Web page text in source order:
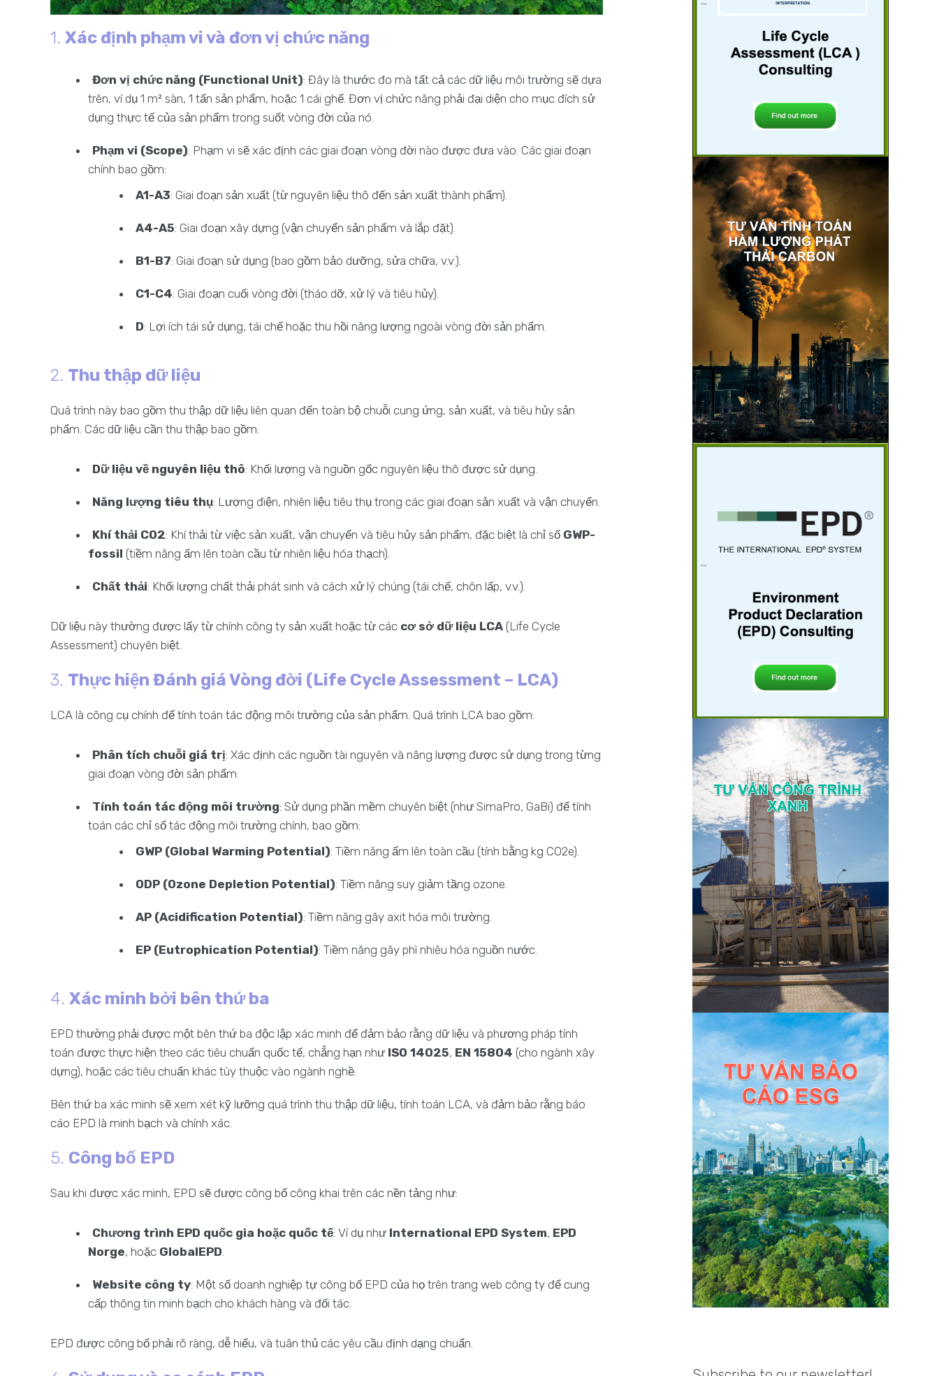
1. Xác định phạm vi và đơn vị chức năng
Đơn vị chức năng (Functional Unit): Đây là thước đo mà tất cả các dữ liệu môi trường sẽ dựa
trên, ví dụ 1 m² sàn, 1 tấn sản phẩm, hoặc 1 cái ghế. Đơn vị chức năng phải đại diện cho mục đích sử
dụng thực tế của sản phẩm trong suốt vòng đời của nó.
Phạm vi (Scope): Phạm vi sẽ xác định các giai đoạn vòng đời nào được đưa vào. Các giai đoạn
chính bao gồm:
A1-A3: Giai đoạn sản xuất (từ nguyên liệu thô đến sản xuất thành phẩm).
A4-A5: Giai đoạn xây dựng (vận chuyển sản phẩm và lắp đặt).
B1-B7: Giai đoạn sử dụng (bao gồm bảo dưỡng, sửa chữa, v.v.).
C1-C4: Giai đoạn cuối vòng đời (tháo dỡ, xử lý và tiêu hủy).
D: Lợi ích tái sử dụng, tái chế hoặc thu hồi năng lượng ngoài vòng đời sản phẩm.
2. Thu thập dữ liệu
Quá trình này bao gồm thu thập dữ liệu liên quan đến toàn bộ chuỗi cung ứng, sản xuất, và tiêu hủy sản
phẩm. Các dữ liệu cần thu thập bao gồm:
Dữ liệu về nguyên liệu thô: Khối lượng và nguồn gốc nguyên liệu thô được sử dụng.
Năng lượng tiêu thụ: Lượng điện, nhiên liệu tiêu thụ trong các giai đoạn sản xuất và vận chuyển.
Khí thải CO2: Khí thải từ việc sản xuất, vận chuyển và tiêu hủy sản phẩm, đặc biệt là chỉ số GWP-
fossil (tiềm năng ấm lên toàn cầu từ nhiên liệu hóa thạch).
Chất thải: Khối lượng chất thải phát sinh và cách xử lý chúng (tái chế, chôn lấp, v.v.).
Dữ liệu này thường được lấy từ chính công ty sản xuất hoặc từ các cơ sở dữ liệu LCA (Life Cycle
Assessment) chuyên biệt.
3. Thực hiện Đánh giá Vòng đời (Life Cycle Assessment – LCA)
LCA là công cụ chính để tính toán tác động môi trường của sản phẩm. Quá trình LCA bao gồm:
Phân tích chuỗi giá trị: Xác định các nguồn tài nguyên và năng lượng được sử dụng trong từng
giai đoạn vòng đời sản phẩm.
Tính toán tác động môi trường: Sử dụng phần mềm chuyên biệt (như SimaPro, GaBi) để tính
toán các chỉ số tác động môi trường chính, bao gồm:
GWP (Global Warming Potential): Tiềm năng ấm lên toàn cầu (tính bằng kg CO2e).
ODP (Ozone Depletion Potential): Tiềm năng suy giảm tầng ozone.
AP (Acidification Potential): Tiềm năng gây axit hóa môi trường.
EP (Eutrophication Potential): Tiềm năng gây phì nhiêu hóa nguồn nước.
4. Xác minh bởi bên thứ ba
EPD thường phải được một bên thứ ba độc lập xác minh để đảm bảo rằng dữ liệu và phương pháp tính
toán được thực hiện theo các tiêu chuẩn quốc tế, chẳng hạn như ISO 14025, EN 15804 (cho ngành xây
dựng), hoặc các tiêu chuẩn khác tùy thuộc vào ngành nghề.
Bên thứ ba xác minh sẽ xem xét kỹ lưỡng quá trình thu thập dữ liệu, tính toán LCA, và đảm bảo rằng báo
cáo EPD là minh bạch và chính xác.
5. Công bố EPD
Sau khi được xác minh, EPD sẽ được công bố công khai trên các nền tảng như:
Chương trình EPD quốc gia hoặc quốc tế: Ví dụ như International EPD System, EPD
Norge, hoặc GlobalEPD
Website công ty: Một số doanh nghiệp tự công bố EPD của họ trên trang web công ty để cung
cấp thông tin minh bạch cho khách hàng và đối tác.
EPD được công bố phải rõ ràng, dễ hiểu, và tuân thủ các yêu cầu định dạng chuẩn.